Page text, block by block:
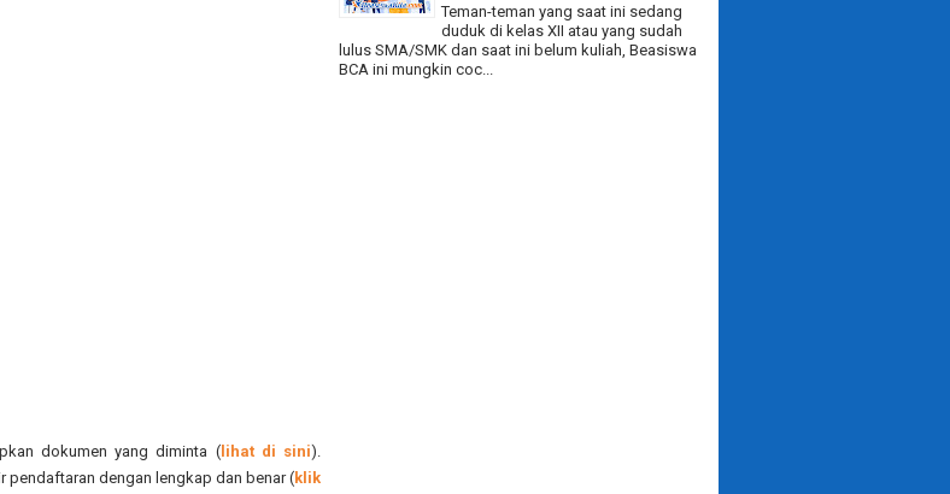
dokumen yang diminta (lihat di sini).
pendaftaran dengan lengkap dan benar (klik
Teman-teman yang saat ini sedang
duduk di kelas XII atau yang sudah
lulus SMA/SMK dan saat ini belum kuliah, Beasiswa
BCA ini mungkin coc...